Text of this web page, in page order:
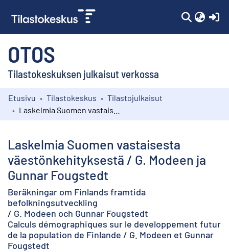
OTOS
Tilastokeskuksen julkaisut verkossa
Kokoelmat
Etusivu Tilastokeskus
Tilastojulkaisut
Laskelmia Suomen vastaisesta
väestönkehityksestä / G. Modeen ja
Gunnar Fougstedt
Beräkningar om Finlands framtida
befolkningsutveckling
/ G. Modeen och Gunnar Fougstedt
Calculs démographiques sur le developpement futur
de la population de Finlande / G. Modeen et Gunnar
Fougstedt